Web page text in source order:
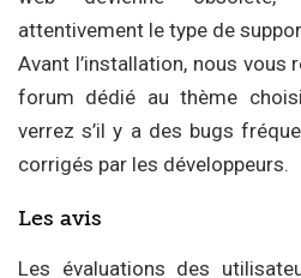
attentivement le type de
Avant l’installation, nous vous
forum dédié au thème
verrez s’il y a des bugs
corrigés par les développeurs.
Les avis
Les évaluations des